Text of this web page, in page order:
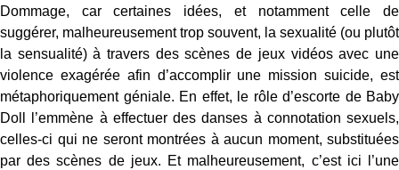
Dommage, car certaines idées, et notamment celle de
suggérer, malheureusement trop souvent, la sexualité (ou plutôt
la sensualité) à travers des scènes de jeux vidéos avec une
violence exagérée afin d’accomplir une mission suicide, est
métaphoriquement géniale. En effet, le rôle d’escorte de Baby
Doll l’emmène à effectuer des danses à connotation sexuels,
celles-ci qui ne seront montrées à aucun moment, substituées
par des scènes de jeux. Et malheureusement, c’est ici l’une